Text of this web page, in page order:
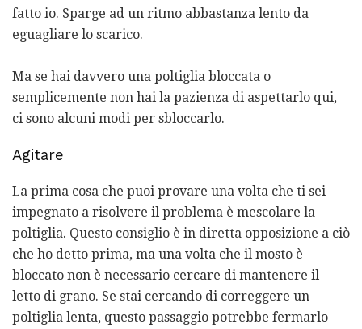
fatto io. Sparge ad un ritmo abbastanza lento da
eguagliare lo scarico.
Ma se hai davvero una poltiglia bloccata o
semplicemente non hai la pazienza di aspettarlo qui,
ci sono alcuni modi per sbloccarlo.
Agitare
La prima cosa che puoi provare una volta che ti sei
impegnato a risolvere il problema è mescolare la
poltiglia. Questo consiglio è in diretta opposizione a ciò
che ho detto prima, ma una volta che il mosto è
bloccato non è necessario cercare di mantenere il
letto di grano. Se stai cercando di correggere un
poltiglia lenta, questo passaggio potrebbe fermarlo